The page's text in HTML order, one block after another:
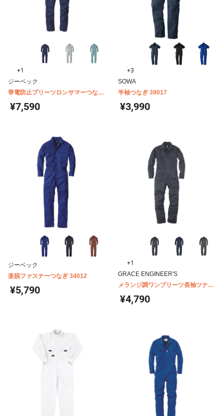
+1
ジーベック
帯電防止プリーツロンサマーつなぎ
1298
¥7,590
+3
SOWA
半袖つなぎ 39017
¥3,990
ジーベック
楽脱ファスナーつなぎ 34012
¥5,790
+1
GRACE ENGINEER'S
メランジ調ワンプリーツ長袖ツナギ
GE-430
¥4,790